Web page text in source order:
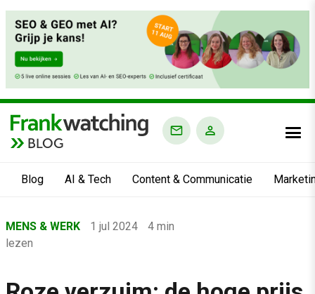
BLOG
Blog AI & Tech Content & Communicatie
›MENS & WERK 1 jul 2024
4 min
lezen